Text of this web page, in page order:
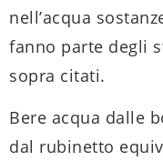
nell’acqua
fanno parte degli
sopra citati.
Bere acqua dalle
dal rubinetto